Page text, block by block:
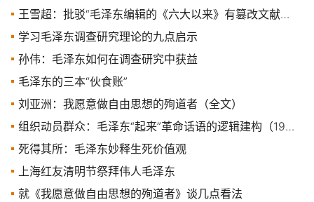
王雪超：批驳“毛泽东编辑的《六大以来》有篡改文献问题”的谬论
学习毛泽东调查研究理论的九点启示
孙伟：毛泽东如何在调查研究中获益
毛泽东的三本“伙食账”
刘亚洲：我愿意做自由思想的殉道者（全文）
组织动员群众：毛泽东“起来”革命话语的逻辑建构（1921-1949）
死得其所：毛泽东妙释生死价值观
上海红友清明节祭拜伟人毛泽东
就《我愿意做自由思想的殉道者》谈几点看法